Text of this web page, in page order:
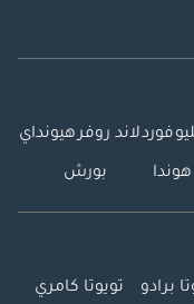
فوردلاند روفرهيونداي
هوندا بورش
برادو تويوتا كامري